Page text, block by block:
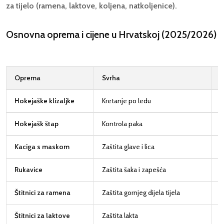
za tijelo (ramena, laktove, koljena, natkoljenice).
Osnovna oprema i cijene u Hrvatskoj (2025/2026)
Oprema Svrha
Hokejaške klizaljke Kretanje po ledu
Hokejašk štap Kontrola paka
Kaciga s maskom Zaštita glave i lica
Rukavice Zaštita šaka i zapešća
Štitnici za ramena Zaštita gornjeg dijela tijela
Štitnici za laktove Zaštita lakta